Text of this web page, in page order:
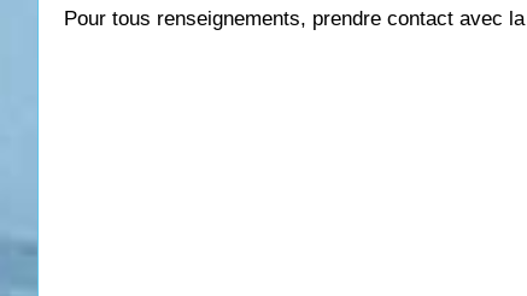
Pour tous renseignements, prendre contact avec la